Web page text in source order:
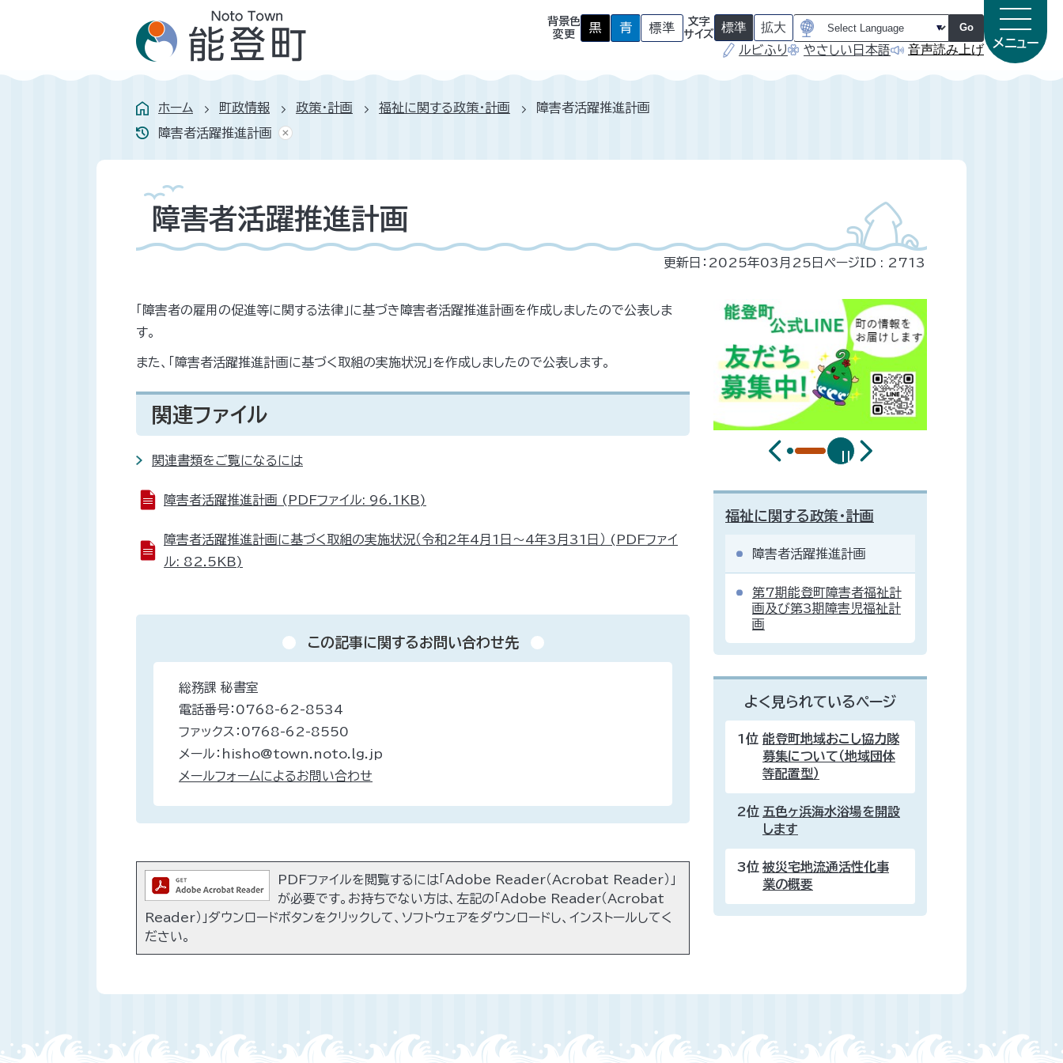
背景色
変更
黒
背
景
に
青
背
景
青
に
標準
背
景
文字
サイズ
標準
（
期
拡大
（
期
Go
ルビふり やさしい日本語 音声読み上げ メニュー
ホーム 町政情報 政策・計画 福祉に関する政策・計画
障害者活躍推進計画
障害者活躍推進計画
障害者活躍推進計画
更新日：2025年03月25日 ページID : 2713
「障害者の雇用の促進等に関する法律」に基づき障害者活躍推進計画を作成しましたので公表しま
す。
また、「障害者活躍推進計画に基づく取組の実施状況」を作成しましたので公表します。
関連ファイル
関連書類をご覧になるには
障害者活躍推進計画 (PDFファイル: 96.1KB)
障害者活躍推進計画に基づく取組の実施状況（令和2年4月1日～4年3月31日） (PDFファイ
ル: 82.5KB)
この記事に関するお問い合わせ先
総務課 秘書室
電話番号：0768-62-8534
ファックス：0768-62-8550
メール：hisho@town.noto.lg.jp
メールフォームによるお問い合わせ
PDFファイルを閲覧するには「Adobe Reader（Acrobat Reader）」
が必要です。お持ちでない方は、左記の「Adobe Reader（Acrobat
Reader）」ダウンロードボタンをクリックして、ソフトウェアをダウンロードし、インストールしてく
ださい。
福祉に関する政策・計画
障害者活躍推進計画
第7期能登町障害者福祉計
画及び第3期障害児福祉計
画
よく見られているページ
1位 能登町地域おこし協力隊
募集について（地域団体
等配置型）
2位 五色ヶ浜海水浴場を開設
します
3位 被災宅地流通活性化事
業の概要